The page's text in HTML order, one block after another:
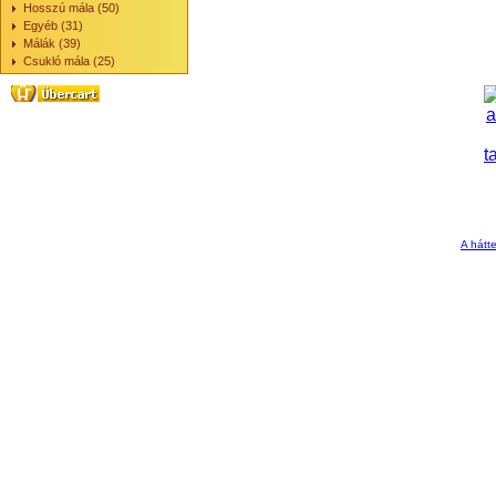
Hosszú mála (50)
Egyéb (31)
Málák (39)
Csukló mála (25)
A